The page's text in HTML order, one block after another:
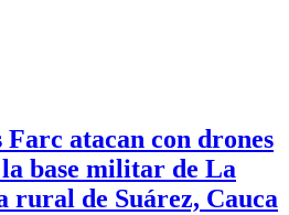
Farc atacan con drones
base militar de La
rural de Suárez, Cauca